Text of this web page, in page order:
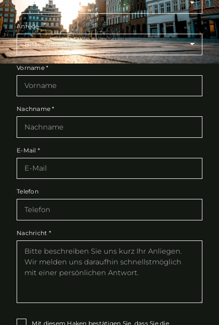
Anrede
Vorname*
Nachname*
E-Mail *
Telefon
Nachricht *
Mit diesem Haken bestätigen Sie, dass Sie die